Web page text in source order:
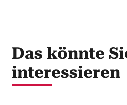
Das könnte
interessieren